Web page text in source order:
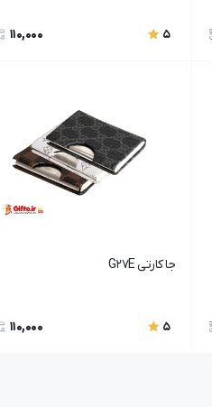
5
110,000
جا کارتی G27E
5
110,000